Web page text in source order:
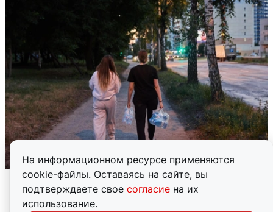
На информационном ресурсе применяются
cookie-файлы. Оставаясь на сайте, вы
подтверждаете свое согласие на их
использование.
Опубликована карта отключений
воды в Воронеже